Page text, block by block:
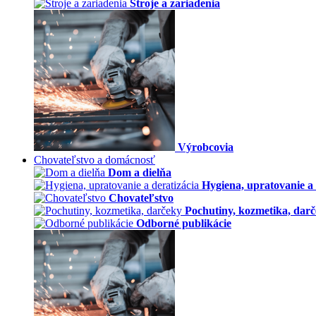
Stroje a zariadenia
Výrobcovia
Chovateľstvo a domácnosť
Dom a dielňa
Hygiena, upratovanie a
Chovateľstvo
Pochutiny, kozmetika,
Odborné publikácie